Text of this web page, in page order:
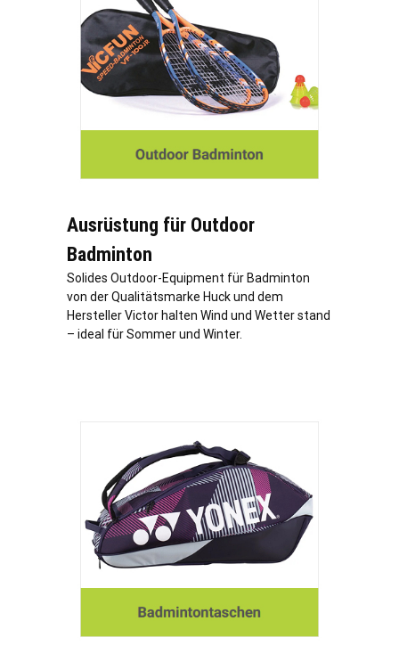
Ausrüstung für Outdoor
Badminton
Solides Outdoor-Equipment für Badminton
von der Qualitätsmarke Huck und dem
Hersteller Victor halten Wind und Wetter stand
– ideal für Sommer und Winter.